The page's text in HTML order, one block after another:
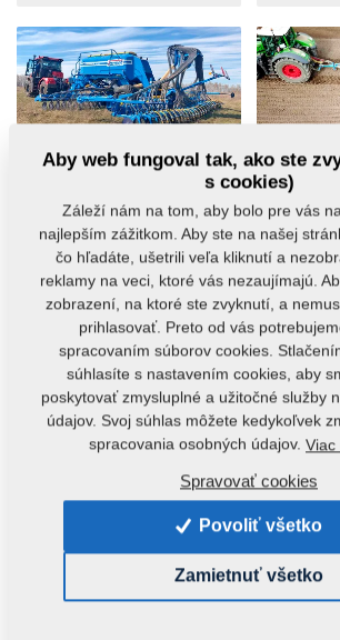
AGM
Na hranici Evropy a
Asie se secím
strojem Falcon SW
Fert+
2. 6. 2021
V ruském podniku
Ignatev, hospodařícího v
Orenburgské oblasti jižní
části Ruska...
AGM
1000
s
19. 5.
Nová
na
stroje
1000
AGM
efektivní souprava
PRO
Aby web fungoval tak, ako ste
s cookies)
Záleží nám na tom, aby bolo pre vás
najlepším zážitkom. Aby ste na našej
čo hľadáte, ušetrili veľa kliknutí a
reklamy na veci, ktoré vás nezaujímajú.
zobrazení, na ktoré ste zvyknutí, a
prihlasovať. Preto od vás
spracovaním súborov cookies.
súhlasíte s nastavením cookies, aby
poskytovať zmysluplné a užitočné služby
údajov. Svoj súhlas môžete kedykoľvek
spracovania osobných údajov. Viac
Spravovať cookies
Povoliť všetko
Zamietnuť všetko